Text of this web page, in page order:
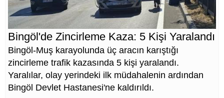
Bingöl'de Zincirleme Kaza: 5 Kişi Yaralandı
Bingöl-Muş karayolunda üç aracın karıştığı
zincirleme trafik kazasında 5 kişi yaralandı.
Yaralılar, olay yerindeki ilk müdahalenin ardından
Bingöl Devlet Hastanesi'ne kaldırıldı.